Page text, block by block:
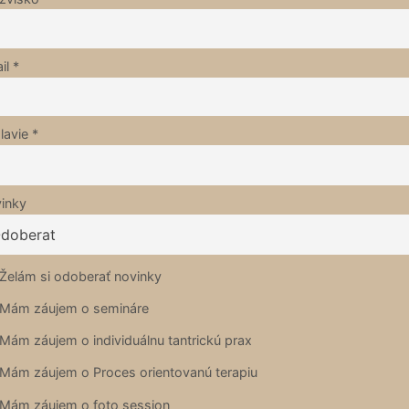
*
*
Želám si odoberať novinky
Mám záujem o semináre
Mám záujem o individuálnu tantrickú prax
Mám záujem o Proces orientovanú terapiu
Mám záujem o foto session